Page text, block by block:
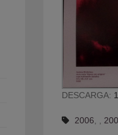
DESCARGA:
2006, ,